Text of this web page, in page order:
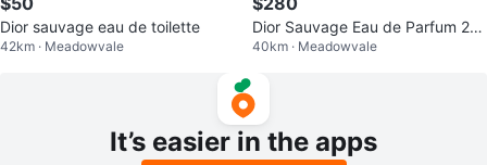
Dior sauvage eau de toilette
42km · Meadowvale
Dior Sauvage Eau de Parfum 20
0ml
40km · Meadowvale
It’s easier in the apps